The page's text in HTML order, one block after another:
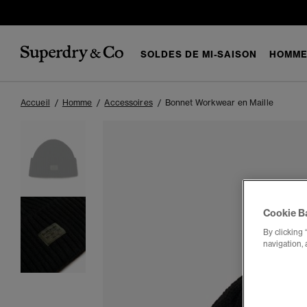
SOLDES DE MI-SAISON
Accueil Homme Accessoires Bonnet Workwear en Maille
Cookie
By clicking
navigation,